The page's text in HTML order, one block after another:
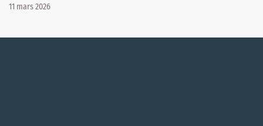
11 mars 2026